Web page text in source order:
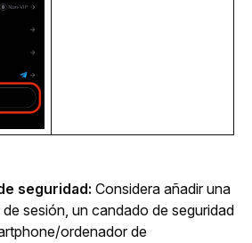
seguridad: Considera añadir una
sesión, un candado de seguridad
ordenador de